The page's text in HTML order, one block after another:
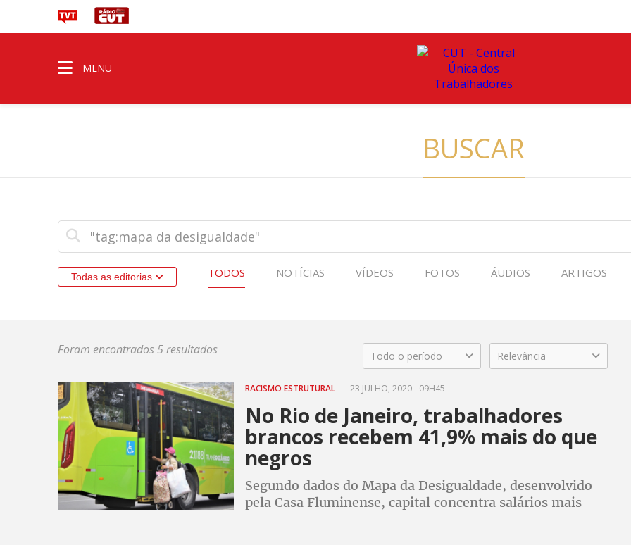
MENU
BUSCAR
Todas as editorias TODOS NOTÍCIAS VÍDEOS FOTOS ÁUDIOS ARTIGOS
Foram encontrados 5 resultados Todo o período Relevância
RACISMO ESTRUTURAL 23 JULHO, 2020 - 09H45
No Rio de Janeiro, trabalhadores
brancos recebem 41,9% mais do que
negros
Segundo dados do Mapa da Desigualdade, desenvolvido
pela Casa Fluminense, capital concentra salários mais